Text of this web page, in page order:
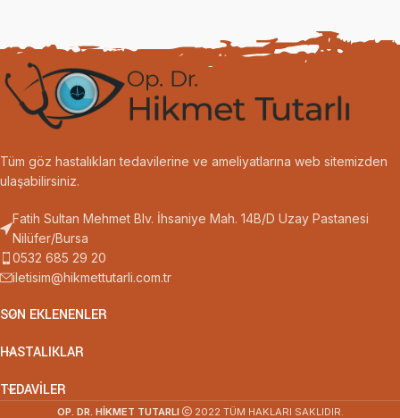
Tüm göz hastalıkları tedavilerine ve ameliyatlarına web sitemizden
ulaşabilirsiniz.
Fatih Sultan Mehmet Blv. İhsaniye Mah. 14B/D Uzay Pastanesi
Nilüfer/Bursa
0532 685 29 20
iletisim@hikmettutarli.com.tr
SON EKLENENLER
HASTALIKLAR
TEDAVILER
OP. DR. HİKMET TUTARLI 2022 TÜM HAKLARI SAKLIDIR.